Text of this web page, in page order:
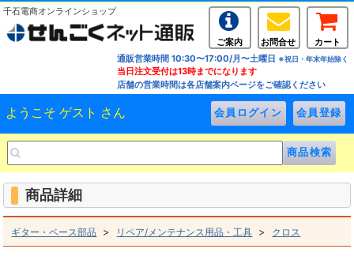
千石電商オンラインショップ
ご案内 お問合せ
カート
通販営業時間 10:30〜17:00/月〜土曜日 ※祝日・年末年始除く
当日注文受付は13時までになります
店舗の営業時間は各店舗案内ページをご確認ください
ようこそ ゲスト さん
商品詳細
ギター・ベース部品 > リペア/メンテナンス用品・工具 > クロス